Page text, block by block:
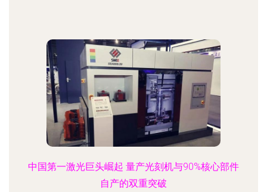
中国第一激光巨头崛起 量产光刻机与90%核心部件
自产的双重突破